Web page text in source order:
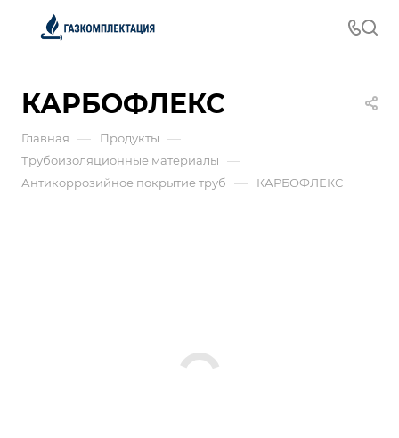
КАРБОФЛЕКС
Главная — Продукты —
Трубоизоляционные материалы —
Антикоррозийное покрытие труб — КАРБОФЛЕКС